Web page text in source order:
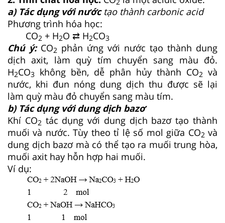
2
a) Tác dụng với nước tạo thành carbonic acid
Phương trình hóa học:
CO2 + H2O ⇄ H2CO3
Chú ý:CO2 phản ứng với nước tạo thành dung
dịch axit, làm quỳ tím chuyển sang màu đỏ.
H2CO3 không bền, dễ phân hủy thành CO2 và
nước, khi đun nóng dung dịch thu được sẽ lại
làm quỳ màu đỏ chuyển sang màu tím.
b) Tác dụng với dung dịch bazơ
Khí CO2 tác dụng với dung dịch bazơ tạo thành
muối và nước. Tùy theo tỉ lệ số mol giữa CO2 và
dung dịch bazơ mà có thể tạo ra muối trung hòa,
muối axit hay hỗn hợp hai muối.
Ví dụ: